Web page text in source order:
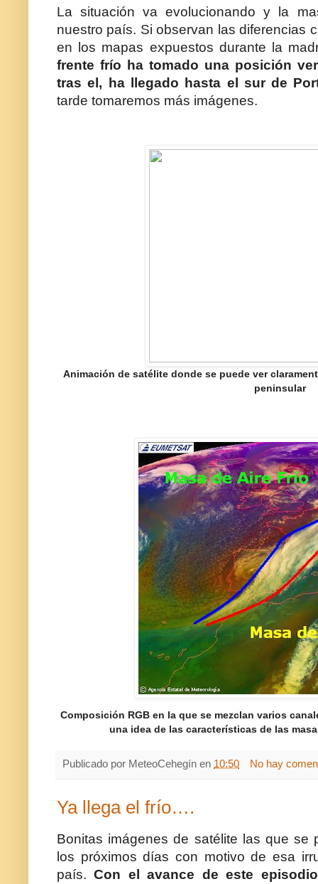
La situación va evolucionando y la
nuestro país. Si observan las diferencias
en los mapas expuestos durante la
frente frío ha tomado una posición
tras el, ha llegado hasta el sur de
tarde tomaremos más imágenes.
Animación de satélite donde se puede ver
peninsular
.
.
.
Composición RGB en la que se mezclan varios
una idea de las características de las
Publicado por MeteoCehegín en 10:50 No hay
Ya llega el frío….
Bonitas imágenes de satélite las que se
los próximos días con motivo de esa
país.Con el avance de este